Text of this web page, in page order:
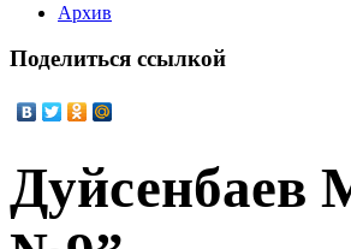
Архив
Поделиться ссылкой
Дуйсенбаев